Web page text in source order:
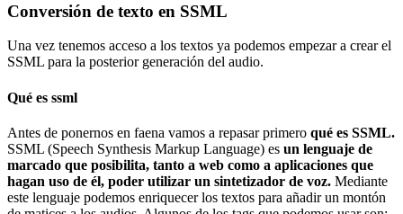
Conversión de texto en SSML
Una vez tenemos acceso a los textos ya podemos empezar a crear el
SSML para la posterior generación del audio.
Qué es ssml
Antes de ponernos en faena vamos a repasar primero qué es SSML.
SSML (Speech Synthesis Markup Language) es un lenguaje de
marcado que posibilita, tanto a web como a aplicaciones que
hagan uso de él, poder utilizar un sintetizador de voz. Mediante
este lenguaje podemos enriquecer los textos para añadir un montón